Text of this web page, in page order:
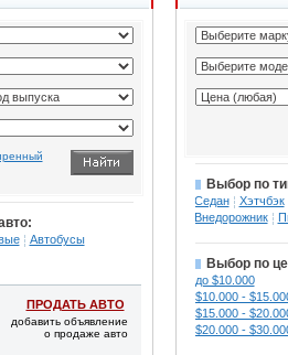
Автобусы
ПРОДАТЬ АВТО
добавить объявление
о продаже авто
Выбор по
Седан
Хэтчбэк
Внедорожник
Выбор по
до $10.000
$10.000 -
$15.000 -
$20.000 -